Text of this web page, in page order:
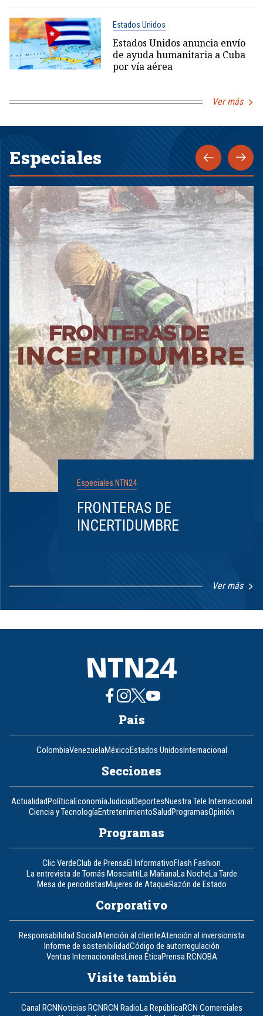
Estados Unidos
Estados Unidos anuncia envío
de ayuda humanitaria a Cuba
por vía aérea
Ver más
Especiales
Especiales NTN24
FRONTERAS DE
INCERTIDUMBRE
Ver más
1
8
País
ColombiaVenezuelaMéxicoEstados UnidosInternacional
Secciones
ActualidadPolíticaEconomíaJudicialDeportesNuestra Tele Internacional
Ciencia y TecnologíaEntretenimientoSaludProgramasOpinión
Programas
Clic VerdeClub de PrensaEl InformativoFlash Fashion
La entrevista de Tomás MosciattiLa MañanaLa NocheLa Tarde
Mesa de periodistasMujeres de AtaqueRazón de Estado
Corporativo
Responsabilidad SocialAtención al clienteAtención al inversionista
Informe de sostenibilidadCódigo de autorregulación
Ventas InternacionalesLínea ÉticaPrensa RCNOBA
Visite también
Canal RCNNoticias RCNRCN RadioLa RepúblicaRCN Comerciales